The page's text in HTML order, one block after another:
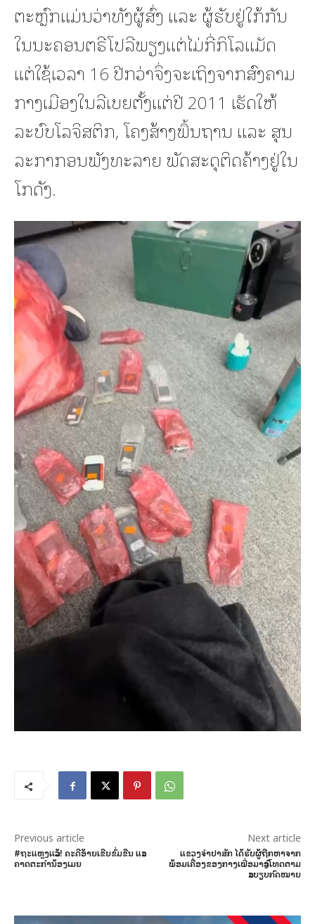
ຕະຫຼົກແມ່ນວ່າທັງຜູ້ສົ່ງ ແລະ ຜູ້ຮັບຢູ່ໃກ້ກັນ
ໃນນະຄອນຕຣີໂປລີພຽງແຕ່ໄມ່ກີ່ກິໂລແມັດ
ແຕ່ໃຊ້ເວລາ 16 ປີກວ່າຈຶ່ງຈະເຖິງຈາກສົງຄາມ
ກາງເມືອງໃນລີເບຍຕັ້ງແຕ່ປີ 2011 ເຮັດໃຫ້
ລະບົບໂລຈິສຕິກ, ໂຄງສ້າງພື້ນຖານ ແລະ ສຸນ
ລະກາກອນພັງທະລາຍ ພັດສະດຸຕິດຄ້າງຢູ່ໃນ
ໂກດັງ.
Previous article
#ຖະແຫຼງແລ້ວ! ຄະດີອ້າຍເຂີຍຂົ່ມຂືນ ແລະ
ຄາດຕະກໍານ້ອງເມຍ
Next article
ແຂວງຈໍາປາສັກ ໄດ້ຮັບຜູ້ຖືກຫາຈາກ
ພ້ອມເຄື່ອງຂອງກາງເພື່ອມາລົງໂທດຕາມ
ລະບຽບກົດໝາຍ